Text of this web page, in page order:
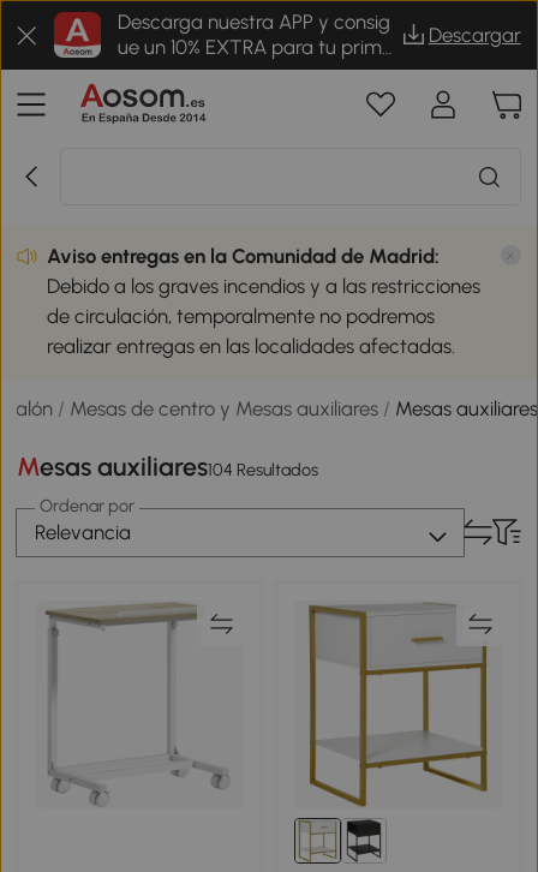
Descarga nuestra APP y consig
ue un 10% EXTRA para tu prime
r pedido
Descargar
Aviso entregas en la Comunidad de Madrid:
Debido a los graves incendios y a las restricciones
de circulación, temporalmente no podremos
realizar entregas en las localidades afectadas.
salón / Mesas de centro y Mesas auxiliares / Mesas auxiliares
Mesas auxiliares104 Resultados
Ordenar por
Relevancia